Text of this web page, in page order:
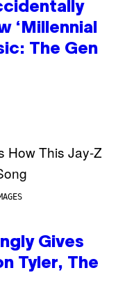
‘Millennial
The Gen
Gives
Tyler, The